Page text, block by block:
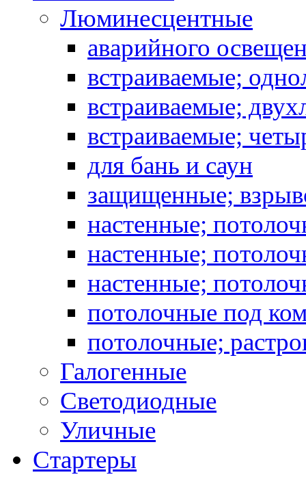
Люминесцентные
аварийного
встраиваемые;
встраиваемые;
встраиваемые;
для бань и саун
защищенные;
настенные;
настенные;
настенные;
потолочные под
потолочные;
Галогенные
Светодиодные
Уличные
Стартеры